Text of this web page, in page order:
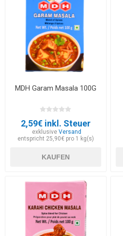
MDH Garam Masala 100G
2,59€ inkl. Steuer
exklusiveVersand
entspricht 25,90€ pro 1 kg(s)
KAUFEN